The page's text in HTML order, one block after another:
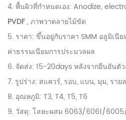
4. พื้นผิวที่กำหนดเอง: Anodize,
PVDF, ภาพวาดลายไม้ขัด
5. ราคา: ขึ้นอยู่กับราคา SMM อลูมิเ
ค่าธรรมเนียมการประมวลผล
6. จัดส่ง: 15-20days หลังจากยืนยันตั
7. รูปร่าง: สแควร์, รอบ, แบน, มุม, ราย
8. อุณหภูมิ: T3, T4, T5, T6
9. วัสดุ: โลหะผสม 6063/6061/